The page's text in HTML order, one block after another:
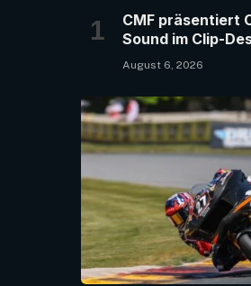
CMF präsentiert
Sound im Clip-
August 6, 2026